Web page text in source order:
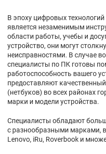
В эпоху цифровых
является незаменимым
области работы, учебы и
устройство, они могут
неисправностями. В случае
специалисты по ПК готовы
работоспособность вашего
предоставляют
(нетбуков) во всех районах
марки и модели устройства.
Специалисты обладают
с разнообразными марками,
Lenovo, iRu, Roverbook и